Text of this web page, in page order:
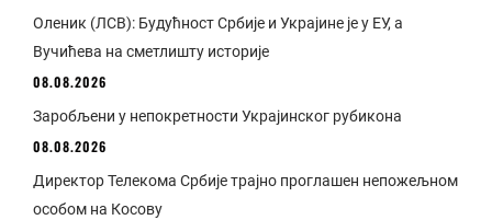
Оленик (ЛСВ): Будућност Србије и Украјине је у ЕУ, а
Вучићева на сметлишту историје
08.08.2026
Заробљени у непокретности Украјинског рубикона
08.08.2026
Директор Телекома Србије трајно проглашен непожељном
особом на Косову